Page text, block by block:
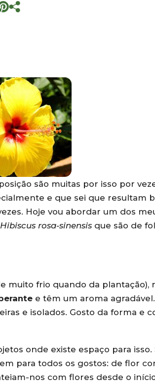
são muitas por isso por
e que sei que resultam
Hoje vou abordar um dos
Hibiscus rosa-sinensis que são de
muito frio quando da plantação),
e têm um aroma
e isolados. Gosto da forma e
onde existe espaço para isso.
para todos os gostos: de flor
nos com flores desde o